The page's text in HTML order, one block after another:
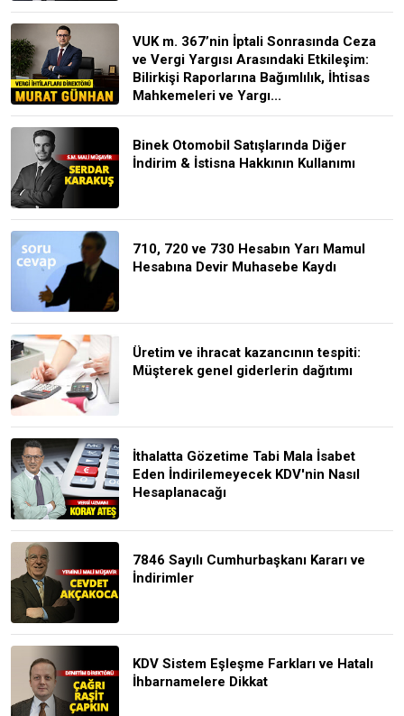
VUK m. 367’nin İptali Sonrasında Ceza
ve Vergi Yargısı Arasındaki Etkileşim:
Bilirkişi Raporlarına Bağımlılık, İhtisas
Mahkemeleri ve Yargı...
Binek Otomobil Satışlarında Diğer
İndirim & İstisna Hakkının Kullanımı
710, 720 ve 730 Hesabın Yarı Mamul
Hesabına Devir Muhasebe Kaydı
Üretim ve ihracat kazancının tespiti:
Müşterek genel giderlerin dağıtımı
İthalatta Gözetime Tabi Mala İsabet
Eden İndirilemeyecek KDV'nin Nasıl
Hesaplanacağı
7846 Sayılı Cumhurbaşkanı Kararı ve
İndirimler
KDV Sistem Eşleşme Farkları ve Hatalı
İhbarnamelere Dikkat